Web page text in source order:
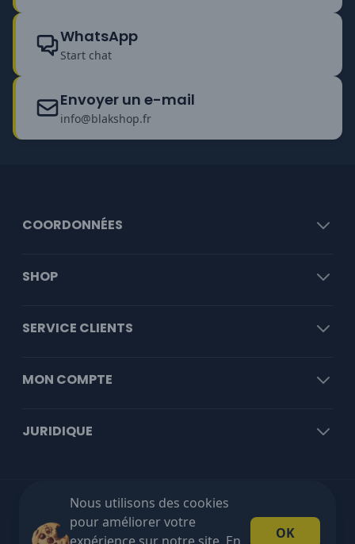
Nous utilisons des cookies
pour améliorer votre
OK
WhatsApp
Start chat
Envoyer un e-mail
info@blakshop.fr
COORDONNÉES
SHOP
SERVICE CLIENTS
MON COMPTE
JURIDIQUE
Livraison gratuite à partir de €100 HT!